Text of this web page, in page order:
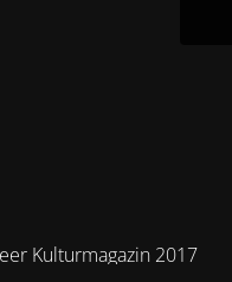
Kulturmagazin 2017